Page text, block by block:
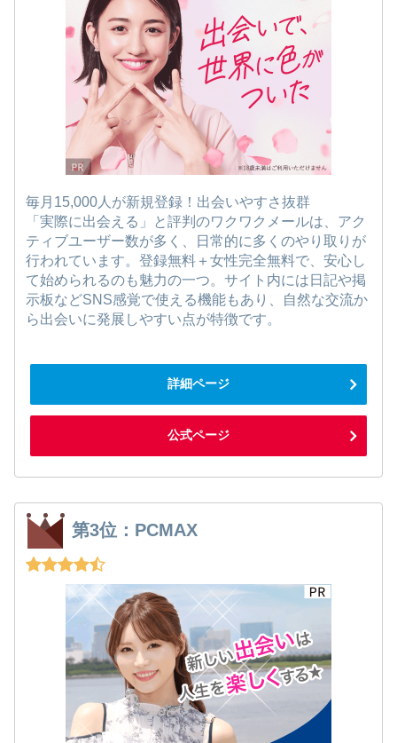
毎月15,000人が新規登録！出会いやすさ抜群
「実際に出会える」と評判のワクワクメールは、アク
ティブユーザー数が多く、日常的に多くのやり取りが
行われています。登録無料＋女性完全無料で、安心し
て始められるのも魅力の一つ。サイト内には日記や掲
示板などSNS感覚で使える機能もあり、自然な交流か
ら出会いに発展しやすい点が特徴です。
詳細ページ
公式ページ
第3位：PCMAX